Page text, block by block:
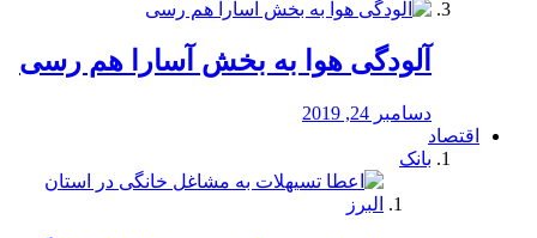
آلودگی هوا به بخش آسارا هم رسی
دسامبر 24, 2019
اقتصاد
بانک